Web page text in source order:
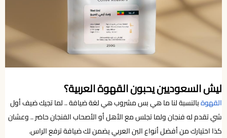
ليش السعوديين يحبون القهوة العربية؟
القهوةبالنسبة لنا ما هي بس مشروب هي لغة ضيافة .. لما تجيك ضيف أول
شي تقدم له فنجان ولما تجلس مع الأهل أو الأصحاب الفنجان حاضر .. وعشان
كذا اختيارك من أفضل أنواع البن العربي يضمن لك ضيافة ترفع الراس.